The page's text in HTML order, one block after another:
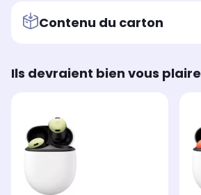
Contenu du carton
Ils devraient bien vous plaire